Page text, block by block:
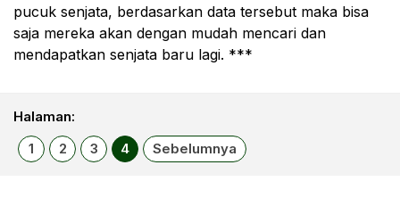
pucuk senjata, berdasarkan data tersebut maka bisa
saja mereka akan dengan mudah mencari dan
mendapatkan senjata baru lagi. ***
Halaman:
1
2 3 4 Sebelumnya